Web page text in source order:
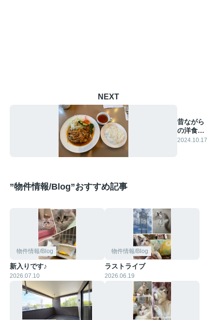
NEXT
昔ながら
の洋食屋
さん
2024.10.17
”物件情報/Blog”おすすめ記事
物件情報/Blog
新入りです♪
2026.07.10
物件情報/Blog
ラストライブ
2026.06.19